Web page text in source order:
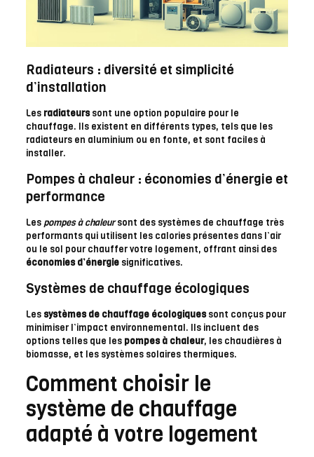
Radiateurs : diversité et simplicité
d’installation
Les radiateurssont une option populaire pour le
chauffage. Ils existent en différents types, tels que les
radiateurs en aluminium ou en fonte, et sont faciles à
installer.
Pompes à chaleur : économies d’énergie et
performance
Les pompes à chaleursont des systèmes de chauffage très
performants qui utilisent les calories présentes dans l’air
ou le sol pour chauffer votre logement, offrant ainsi des
économies d’énergiesignificatives.
Systèmes de chauffage écologiques
Les systèmes de chauffage écologiquessont conçus pour
minimiser l’impact environnemental. Ils incluent des
options telles que les pompes à chaleur, les chaudières à
biomasse, et les systèmes solaires thermiques.
Comment choisir le
système de chauffage
adapté à votre logement